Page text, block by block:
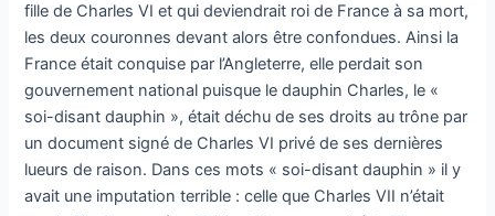
fille de Charles VI et qui deviendrait roi de France à sa mort,
les deux couronnes devant alors être confondues. Ainsi la
France était conquise par l’Angleterre, elle perdait son
gouvernement national puisque le dauphin Charles, le «
soi-disant dauphin », était déchu de ses droits au trône par
un document signé de Charles VI privé de ses dernières
lueurs de raison. Dans ces mots « soi-disant dauphin » il y
avait une imputation terrible : celle que Charles VII n’était